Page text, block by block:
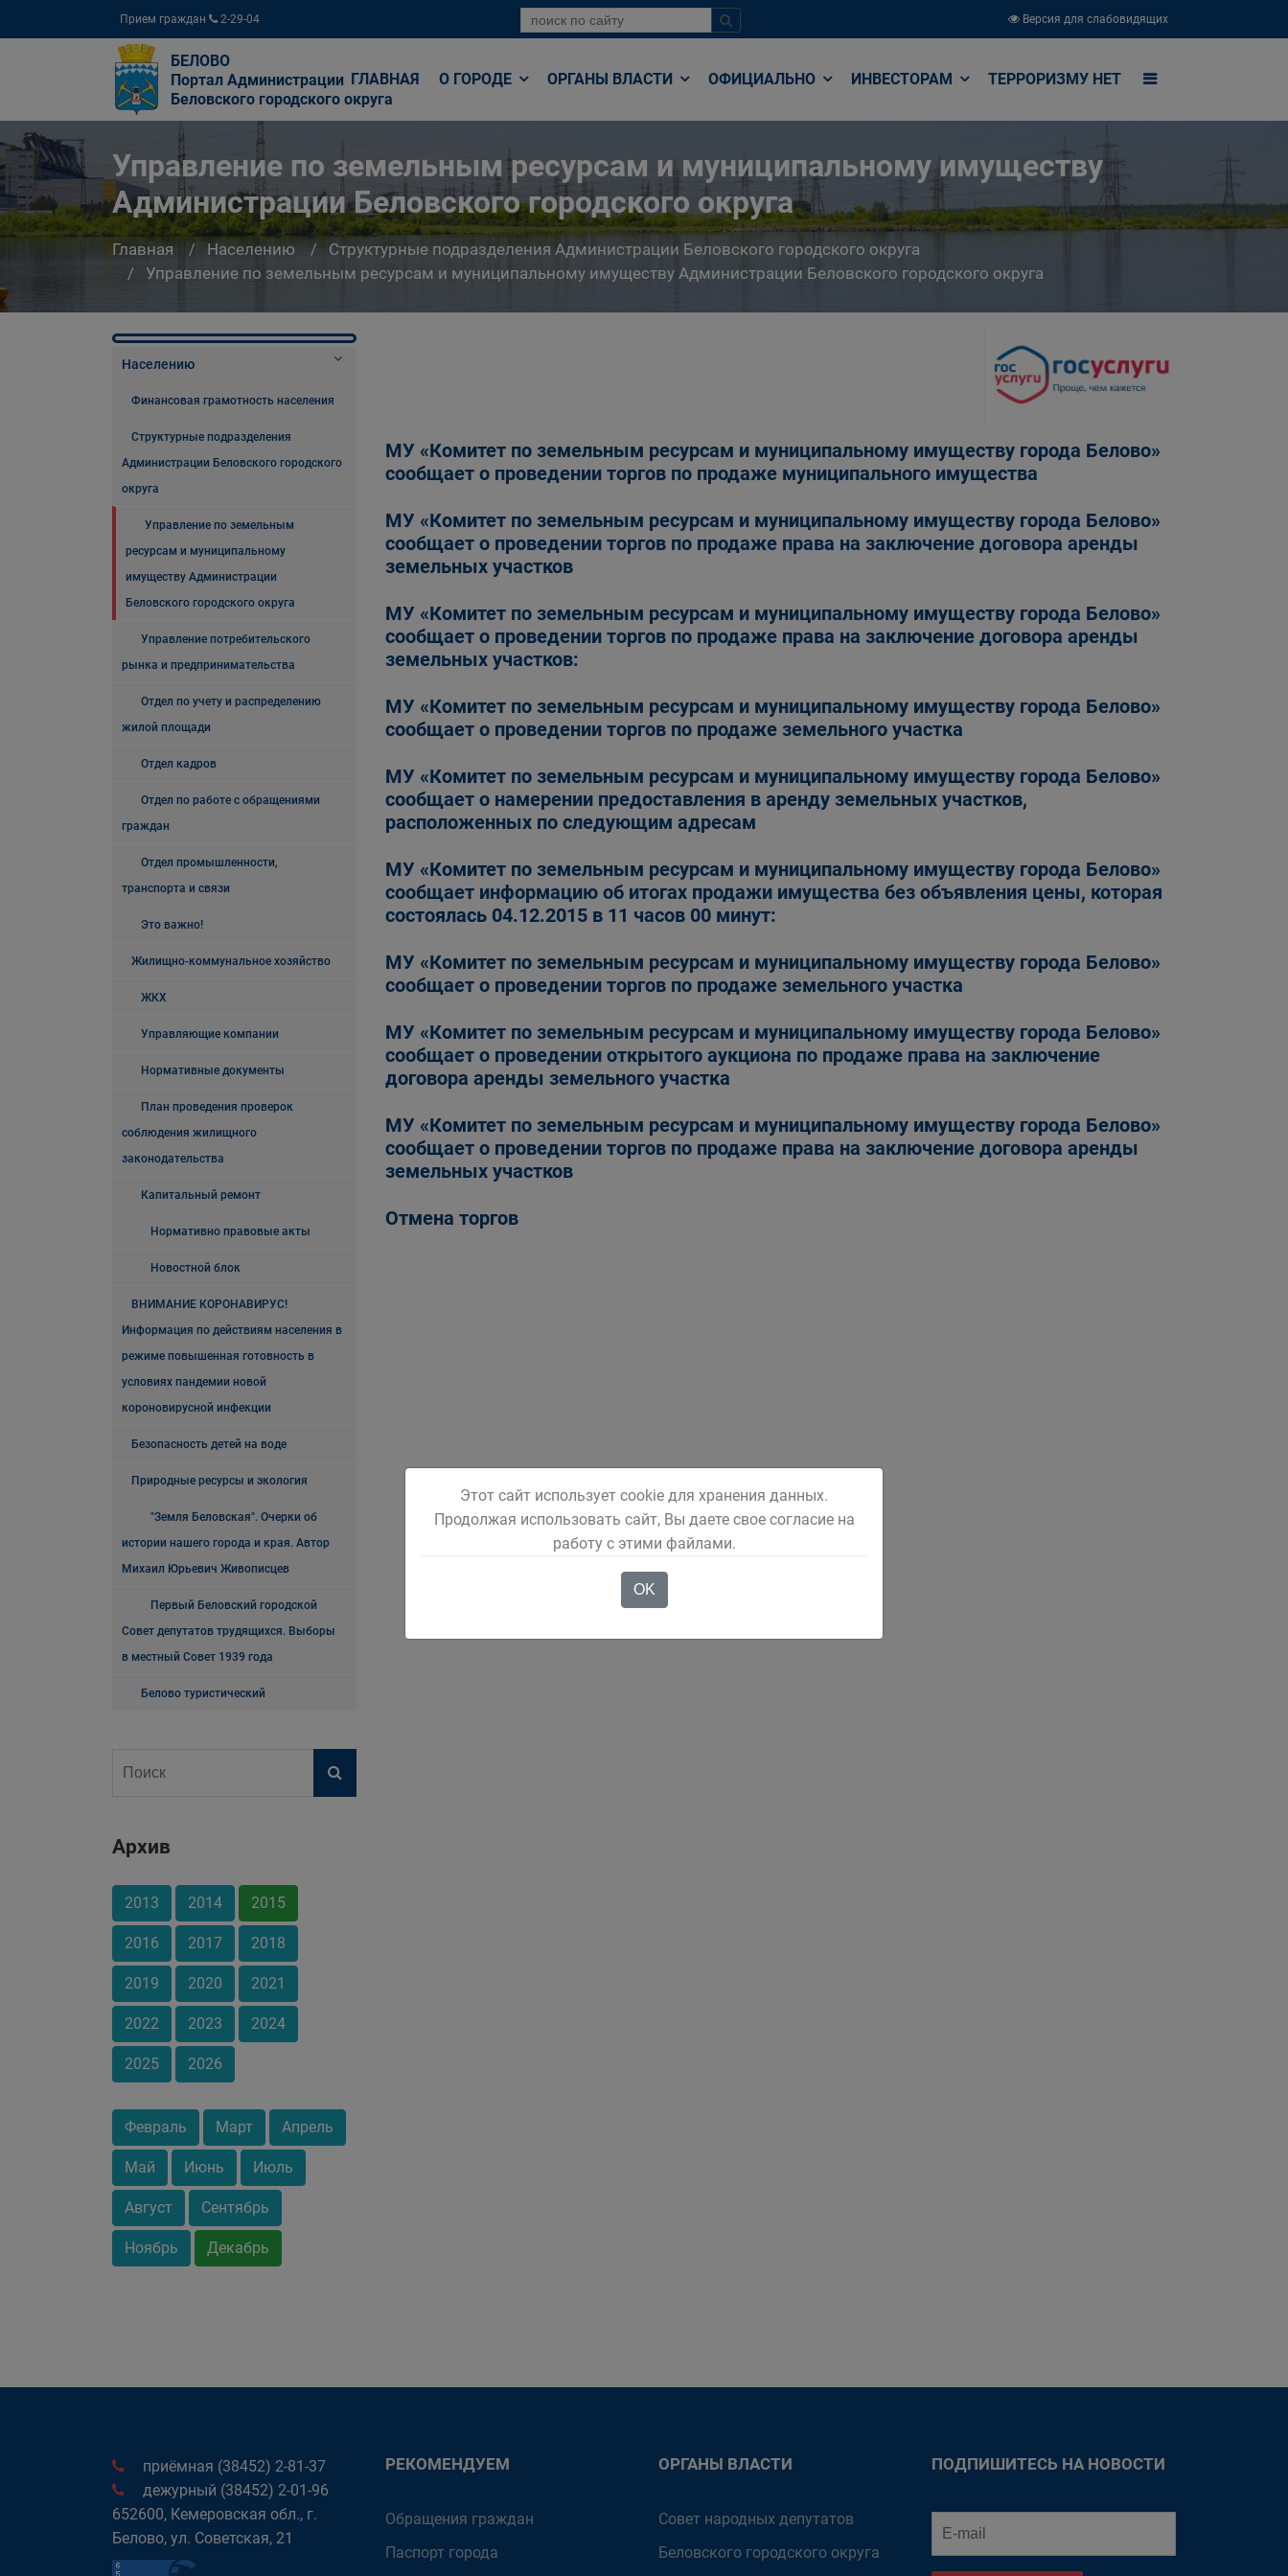
Прием граждан 2-29-04 Версия для слабовидящих
БЕЛОВО
Портал Администрации
Беловского городского округа
ГЛАВНАЯ О ГОРОДЕ ОРГАНЫ ВЛАСТИ ОФИЦИАЛЬНО ИНВЕСТОРАМ ТЕРРОРИЗМУ НЕТ
Управление по земельным ресурсам и муниципальному имуществу
Администрации Беловского городского округа
Главная Населению
Структурные подразделения Администрации Беловского городского округа
Управление по земельным ресурсам и муниципальному имуществу Администрации Беловского городского округа
Населению
Финансовая грамотность населения
Структурные подразделения
Администрации Беловского городского
округа
Управление по земельным
ресурсам и муниципальному
имуществу Администрации
Беловского городского округа
Управление потребительского
рынка и предпринимательства
Отдел по учету и распределению
жилой площади
Отдел кадров
Отдел по работе с обращениями
граждан
Отдел промышленности,
транспорта и связи
Это важно!
Жилищно-коммунальное хозяйство
ЖКХ
Управляющие компании
Нормативные документы
План проведения проверок
соблюдения жилищного
законодательства
Капитальный ремонт
Нормативно правовые акты
Новостной блок
ВНИМАНИЕ КОРОНАВИРУС!
Информация по действиям населения в
режиме повышенная готовность в
условиях пандемии новой
короновирусной инфекции
Безопасность детей на воде
Природные ресурсы и экология
"Земля Беловская". Очерки об
истории нашего города и края. Автор
Михаил Юрьевич Живописцев
Первый Беловский городской
Совет депутатов трудящихся. Выборы
в местный Совет 1939 года
Белово туристический
Архив
2013 2014 2015
2016 2017 2018
2019 2020 2021
2022 2023 2024
2025 2026
Февраль Март Апрель
Май Июнь Июль
Август Сентябрь
Ноябрь Декабрь
МУ «Комитет по земельным ресурсам и муниципальному имуществу города Белово»
сообщает о проведении торгов по продаже муниципального имущества
МУ «Комитет по земельным ресурсам и муниципальному имуществу города Белово»
сообщает о проведении торгов по продаже права на заключение договора аренды
земельных участков
МУ «Комитет по земельным ресурсам и муниципальному имуществу города Белово»
сообщает о проведении торгов по продаже права на заключение договора аренды
земельных участков:
МУ «Комитет по земельным ресурсам и муниципальному имуществу города Белово»
сообщает о проведении торгов по продаже земельного участка
МУ «Комитет по земельным ресурсам и муниципальному имуществу города Белово»
сообщает о намерении предоставления в аренду земельных участков,
расположенных по следующим адресам
МУ «Комитет по земельным ресурсам и муниципальному имуществу города Белово»
сообщает информацию об итогах продажи имущества без объявления цены, которая
состоялась 04.12.2015 в 11 часов 00 минут:
МУ «Комитет по земельным ресурсам и муниципальному имуществу города Белово»
сообщает о проведении торгов по продаже земельного участка
МУ «Комитет по земельным ресурсам и муниципальному имуществу города Белово»
сообщает о проведении открытого аукциона по продаже права на заключение
договора аренды земельного участка
МУ «Комитет по земельным ресурсам и муниципальному имуществу города Белово»
сообщает о проведении торгов по продаже права на заключение договора аренды
земельных участков
Отмена торгов
приёмная (38452) 2-81-37
дежурный (38452) 2-01-96
652600, Кемеровская обл., г.
Белово, ул. Советская, 21
РЕКОМЕНДУЕМ
Обращения граждан
Паспорт города
ОРГАНЫ ВЛАСТИ
Совет народных депутатов
Беловского городского округа
ПОДПИШИТЕСЬ НА НОВОСТИ
Этот сайт использует cookie для хранения данных.
Продолжая использовать сайт, Вы даете свое согласие на
работу с этими файлами.
OK